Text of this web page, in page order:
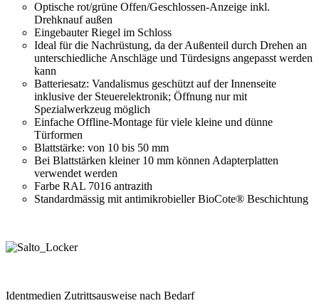
Optische rot/grüne Offen/Geschlossen-Anzeige inkl.
Drehknauf außen
Eingebauter Riegel im Schloss
Ideal für die Nachrüstung, da der Außenteil durch Drehen an
unterschiedliche Anschläge und Türdesigns angepasst werden
kann
Batteriesatz: Vandalismus geschützt auf der Innenseite
inklusive der Steuerelektronik; Öffnung nur mit
Spezialwerkzeug möglich
Einfache Offline-Montage für viele kleine und dünne
Türformen
Blattstärke: von 10 bis 50 mm
Bei Blattstärken kleiner 10 mm können Adapterplatten
verwendet werden
Farbe RAL 7016 antrazith
Standardmässig mit antimikrobieller BioCote® Beschichtung
Identmedien Zutrittsausweise nach Bedarf